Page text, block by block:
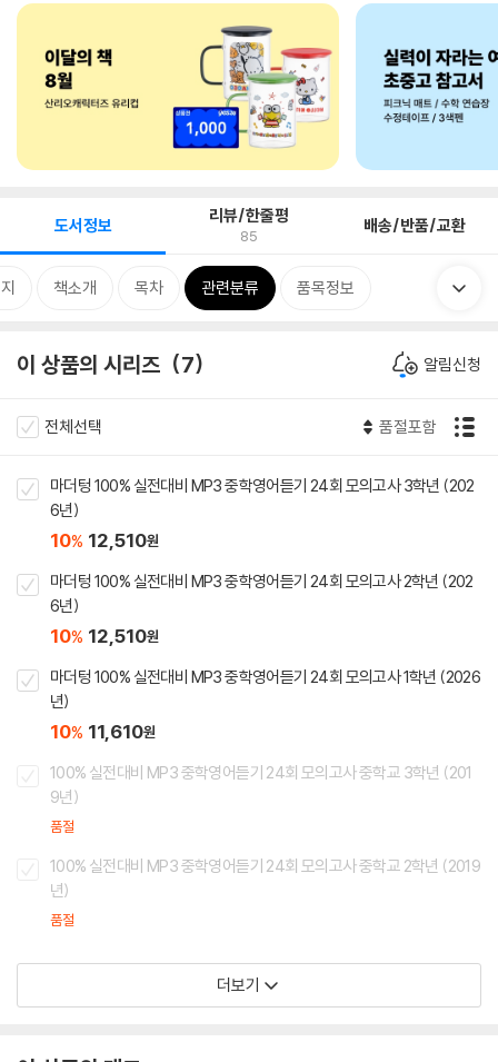
도서정보 리뷰/한줄평
85 배송/반품/교환
책소개 목차 관련분류 품목정보
이 상품의 시리즈 7 알림신청
전체선택 품절포함
마더텅 100% 실전대비 MP3 중학영어듣기 24회 모의고사 3학년 (202
6년)
10% 12,510원
마더텅 100% 실전대비 MP3 중학영어듣기 24회 모의고사 2학년 (202
6년)
10% 12,510원
마더텅 100% 실전대비 MP3 중학영어듣기 24회 모의고사 1학년 (2026
년)
10% 11,610원
100% 실전대비 MP3 중학영어듣기 24회 모의고사 중학교 3학년 (201
9년)
품절
100% 실전대비 MP3 중학영어듣기 24회 모의고사 중학교 2학년 (2019
년)
품절
더보기